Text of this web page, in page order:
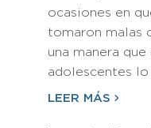
ocasiones en
tomaron malas
una manera
adolescentes
LEER MÁS